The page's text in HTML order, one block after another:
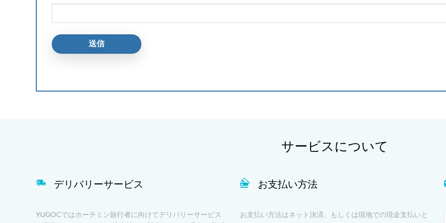
サービスについて
デリバリーサービス
YUGOCではホーチミン旅行者に向けてデリバリーサービス
お支払い方法
お支払い方法はネット決済、もしくは現地での現金支払いと